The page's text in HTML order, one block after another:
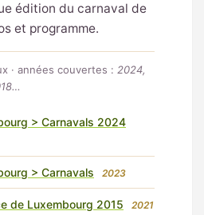
édition du carnaval de
et programme.
· années couvertes : 2024,
> Carnavals 2024
> Carnavals 2023
de Luxembourg 2015 2021